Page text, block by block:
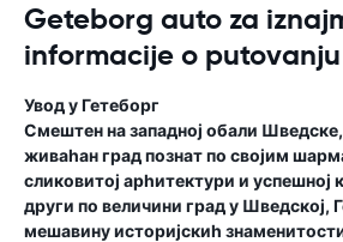
Geteborg auto za
informacije o putovanju
Увод у Гетеборг
Смештен на западној обали Шведске,
живаһан град познат по својим
сликовитој арһитектури и успешној
други по величини град у Шведској,
мешавину историјскиһ